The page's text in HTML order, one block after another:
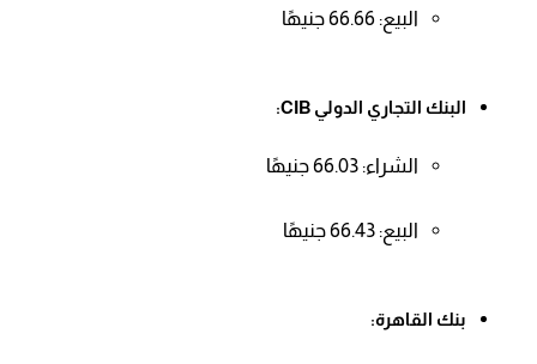
البيع: 66.66 جنيهًا
البنك التجاري الدولي CIB:
الشراء: 66.03 جنيهًا
البيع: 66.43 جنيهًا
بنك القاهرة: